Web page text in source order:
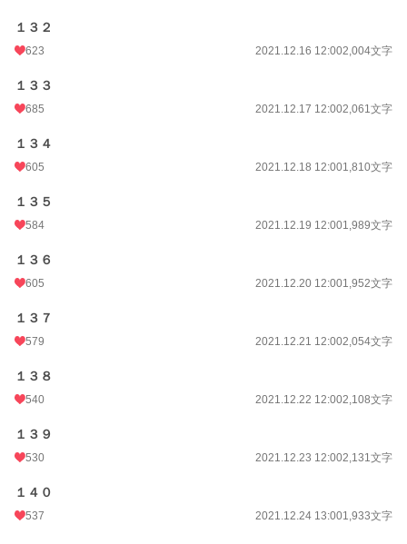
１３２
623 2021.12.16 12:002,004文字
１３３
685 2021.12.17 12:002,061文字
１３４
605 2021.12.18 12:001,810文字
１３５
584 2021.12.19 12:001,989文字
１３６
605 2021.12.20 12:001,952文字
１３７
579 2021.12.21 12:002,054文字
１３８
540 2021.12.22 12:002,108文字
１３９
530 2021.12.23 12:002,131文字
１４０
537 2021.12.24 13:001,933文字